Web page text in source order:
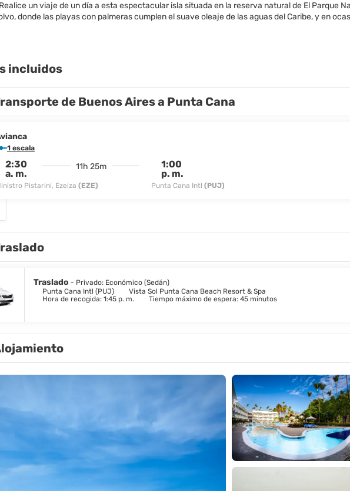
un viaje de un día a esta espectacular isla situada en la reserva natural de El Parque
donde las playas con palmeras cumplen el suave oleaje de las aguas del Caribe, y en
incluidos
de Buenos Aires a Punta Cana
1 escala
2:30
a. m.
Pistarini, Ezeiza (EZE)
11h 25m
1:00
p. m.
Punta Cana Intl (PUJ)
Traslado - Privado: Económico (Sedán)
Punta Cana Intl (PUJ)
Vista Sol Punta Cana Beach Resort & Spa
Hora de recogida: 1:45 p. m.
Tiempo máximo de espera: 45 minutos